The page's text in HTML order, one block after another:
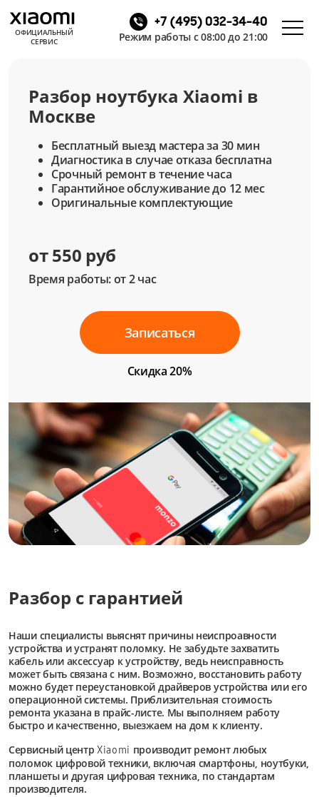
ОФИЦИАЛЬНЫЙ
СЕРВИС
+7 (495) 032-34-40
Режим работы с 08:00 до 21:00
Разбор ноутбука Xiaomi в
Москве
Бесплатный выезд мастера за 30 мин
Диагностика в случае отказа бесплатна
Срочный ремонт в течение часа
Гарантийное обслуживание до 12 мес
Оригинальные комплектующие
от 550 руб
Время работы: от 2 час
Записаться
Скидка 20%
Разбор с гарантией
Наши специалисты выяснят причины неиспроавности
устройства и устранят поломку. Не забудьте захватить
кабель или аксессуар к устройству, ведь неисправность
может быть связана с ним. Возможно, восстановить работу
можно будет переустановкой драйверов устройства или его
операционной системы. Приблизительная стоимость
ремонта указана в прайс-листе. Мы выполняем работу
быстро и качественно, выезжаем на дом к клиенту.
Сервисный центрXiaomi производит ремонт любых
поломок цифровой техники, включая смартфоны, ноутбуки,
планшеты и другая цифровая техника, по стандартам
производителя.